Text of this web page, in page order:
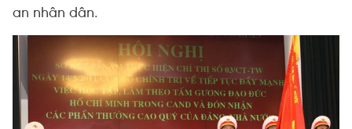
an nhân dân.